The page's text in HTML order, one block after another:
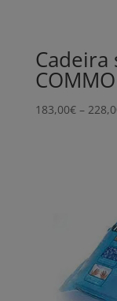
Cadeira
183,00€ –